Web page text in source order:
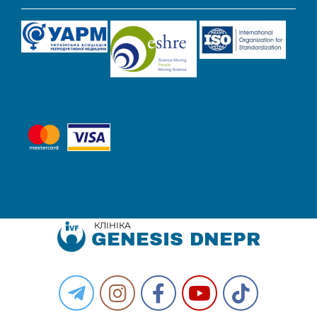
КЛІНІКА
GENESIS DNEPR